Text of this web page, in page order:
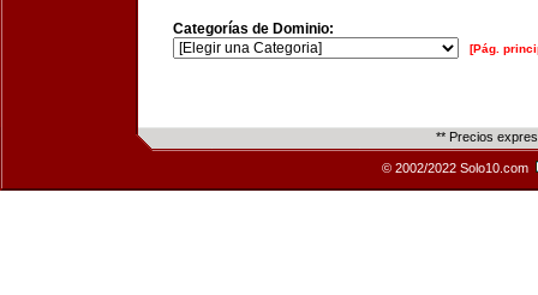
Categorías de Dominio:
[Pág.
** Precios
© 2002/2022 Solo10.com